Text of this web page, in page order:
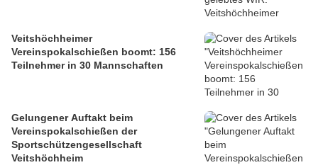
Veitshöchheimer
Vereinspokalschießen boomt: 156
Teilnehmer in 30 Mannschaften
Gelungener Auftakt beim
Vereinspokalschießen der
Sportschützengesellschaft
Veitshöchheim